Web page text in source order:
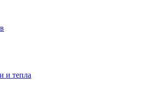
и тепла